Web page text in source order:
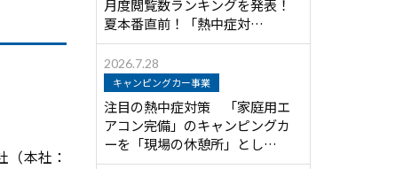
本社：
月度閲覧数ランキングを発表！
夏本番直前！「熱中症対…
2026.7.28
キャンピングカー事業
注目の熱中症対策 「家庭用エ
アコン完備」のキャンピングカ
ーを「現場の休憩所」とし…